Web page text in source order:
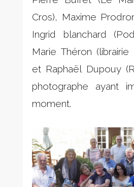
Cros), Maxime
Ingrid blanchard
Marie Théron (librairie
et Raphaël Dupouy
photographe ayant
moment.